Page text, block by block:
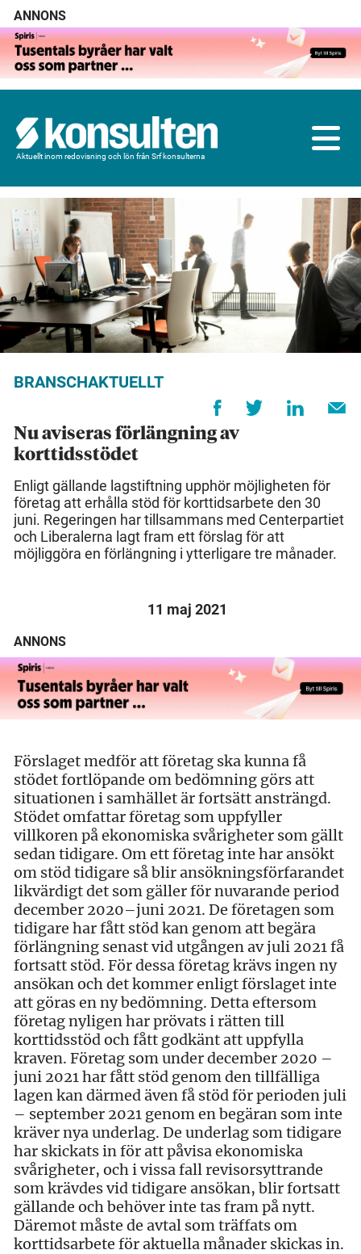
ANNONS
Aktuellt inom redovisning och lön från Srf konsulterna
BRANSCHAKTUELLT
Nu aviseras förlängning av
korttidsstödet
Enligt gällande lagstiftning upphör möjligheten för
företag att erhålla stöd för korttidsarbete den 30
juni. Regeringen har tillsammans med Centerpartiet
och Liberalerna lagt fram ett förslag för att
möjliggöra en förlängning i ytterligare tre månader.
11 maj 2021
ANNONS
Förslaget medför att företag ska kunna få
stödet fortlöpande om bedömning görs att
situationen i samhället är fortsätt ansträngd.
Stödet omfattar företag som uppfyller
villkoren på ekonomiska svårigheter som gällt
sedan tidigare. Om ett företag inte har ansökt
om stöd tidigare så blir ansökningsförfarandet
likvärdigt det som gäller för nuvarande period
december 2020–juni 2021. De företagen som
tidigare har fått stöd kan genom att begära
förlängning senast vid utgången av juli 2021 få
fortsatt stöd. För dessa företag krävs ingen ny
ansökan och det kommer enligt förslaget inte
att göras en ny bedömning. Detta eftersom
företag nyligen har prövats i rätten till
korttidsstöd och fått godkänt att uppfylla
kraven. Företag som under december 2020 –
juni 2021 har fått stöd genom den tillfälliga
lagen kan därmed även få stöd för perioden juli
– september 2021 genom en begäran som inte
kräver nya underlag. De underlag som tidigare
har skickats in för att påvisa ekonomiska
svårigheter, och i vissa fall revisorsyttrande
som krävdes vid tidigare ansökan, blir fortsatt
gällande och behöver inte tas fram på nytt.
Däremot måste de avtal som träffats om
korttidsarbete för aktuella månader skickas in.